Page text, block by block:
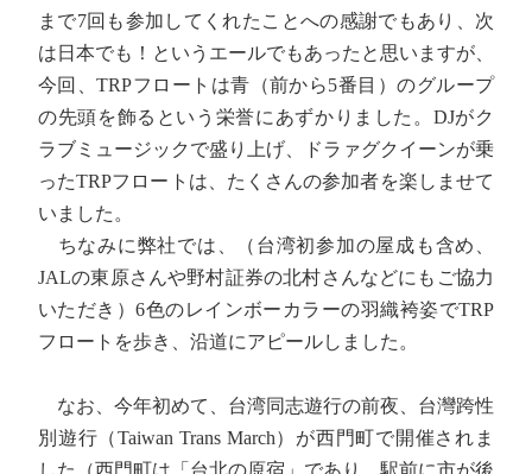
まで7回も参加してくれたことへの感謝でもあり、次
は日本でも！というエールでもあったと思いますが、
今回、TRPフロートは青（前から5番目）のグループ
の先頭を飾るという栄誉にあずかりました。DJがク
ラブミュージックで盛り上げ、ドラァグクイーンが乗
ったTRPフロートは、たくさんの参加者を楽しませて
いました。
ちなみに弊社では、（台湾初参加の屋成も含め、
JALの東原さんや野村証券の北村さんなどにもご協力
いただき）6色のレインボーカラーの羽織袴姿でTRP
フロートを歩き、沿道にアピールしました。
なお、今年初めて、台湾同志遊行の前夜、台灣跨性
別遊行（Taiwan Trans March）が西門町で開催されま
した（西門町は「台北の原宿」であり、駅前に市が後